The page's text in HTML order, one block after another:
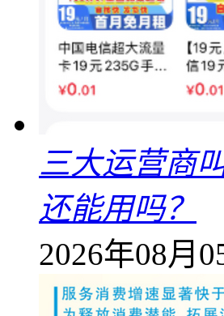
三大运营商
还能用吗？
2026年08月